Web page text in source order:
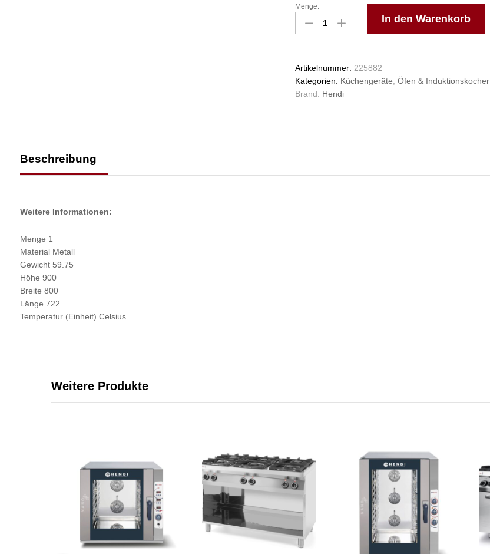
Gasherd
flammig
GN
1/1,
HENDI,
Anzahl
Menge:
In den Warenkorb
Artikelnummer: 225882
Kategorien: Küchengeräte, Öfen & Induktionskocher
Brand: Hendi
Beschreibung
Weitere Informationen:
Menge 1
Material Metall
Gewicht 59.75
Höhe 900
Breite 800
Länge 722
Temperatur (Einheit) Celsius
Weitere Produkte